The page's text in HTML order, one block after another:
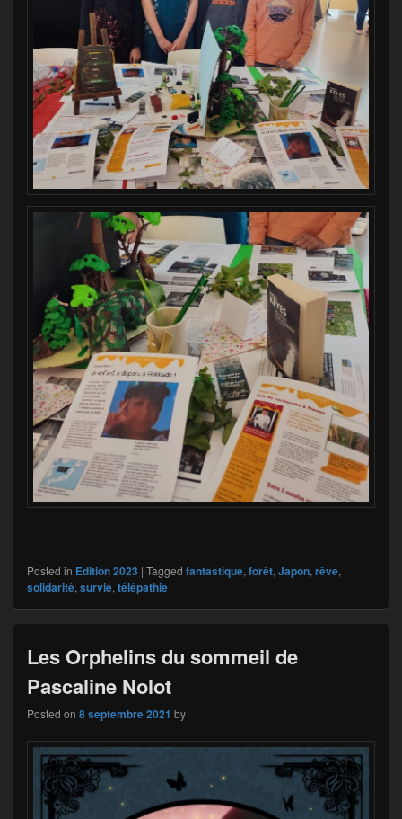
Posted in Edition 2023 | Tagged fantastique, forêt, Japon, rêve,
solidarité, survie, télépathie
Les Orphelins du sommeil de
Pascaline Nolot
Posted on 8 septembre 2021 by